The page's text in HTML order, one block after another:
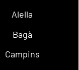
Alella
Bagà
Campins